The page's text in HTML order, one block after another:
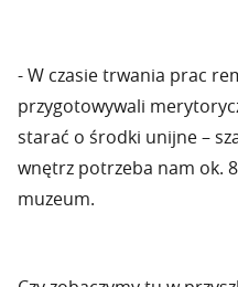
- W czasie trwania prac
przygotowywali
starać o środki unijne –
wnętrz potrzeba nam ok.
muzeum.